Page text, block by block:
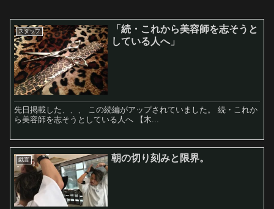
スタッフ
「続・これから美容師を志そうと
している人へ」
先日掲載した、、、 この続編がアップされていました。 続・これか
ら美容師を志そうとしている人へ 【木...
戯言 朝の切り刻みと限界。